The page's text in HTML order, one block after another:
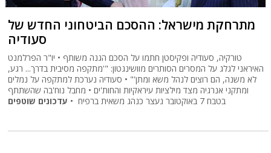
מתרחקת מישראל: ההסכם הביטחוני החדש של
סעודיה
טורקיה, סעודיה ופקיסטן חתמו על הסכם הגנה משותף • יו"ר הפרלמנט
האיראני לגלג על המסרים הסותרים מוושינגטון: "'מתקפה מסיבית בדרך... רגע,
לא משנה, הם רוצים לנהל משא ומתן'" • סעודיה נערכת למתקפה על נמלים
ומתקני אנרגיה מצד מילציות עיראקיות והחות'ים • מחבל נוח'בה שהשתתף
בטבח 7 באוקטובר נעצר כנהג משאית ברפיח •
עדכונים שוטפים